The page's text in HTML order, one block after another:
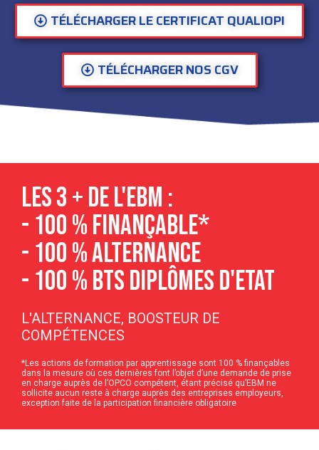
TÉLÉCHARGER LE CERTIFICAT QUALIOPI
TÉLÉCHARGER NOS CGV
LES 3 + DE L'EBM :
- 100 % finançable*
- 100 % ALTERNANCE
- 100 % BTS DIPLÔMES D'ETAT
L'ALTERNANCE, BOOSTEUR DE
COMPÉTENCES
*Les actions de formation par apprentissage sont 100 % finançables
dans la mesure où ces dernières font l’objet d’une demande de prise
en charge auprès de l’OPCO compétent, étant précisé qu’EBM ne
sollicite aucun reste à charge auprès des entreprises employeurs,
exception faite de la participation financière obligatoire